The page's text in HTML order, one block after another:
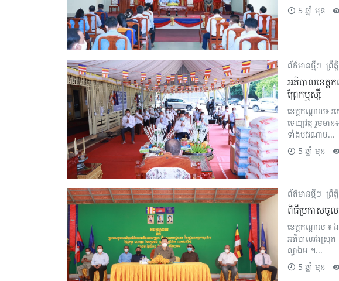
5 ឆ្នាំ មុន
ព័ត៌មានថ្មីៗ ព្រឹ
អភិបាលខេត្ត
ព្រែកឬស្សី
ខេត្តកណ្ដាល៖
ទេយ្យវត្ថុ រួមម
ទាំងបវរណាប...
5 ឆ្នាំ មុន
ព័ត៌មានថ្មីៗ ព្រឹ
ពិធីប្រកាសចូល
ខេត្តកណ្តាល ៖
អភិបាលរងស្រុក
ល្វាឯម ។...
5 ឆ្នាំ មុន